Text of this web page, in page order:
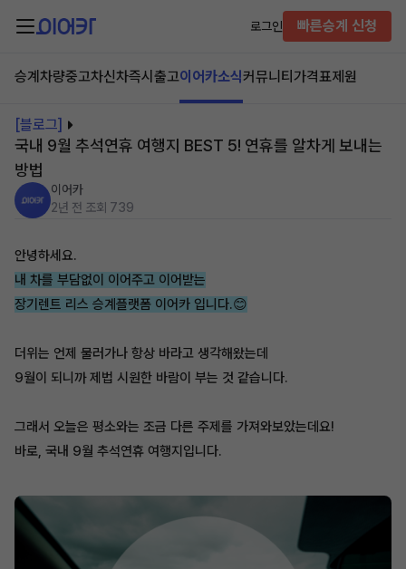
로그인 빠른승계 신청
승계차량중고차신차즉시출고이어카소식커뮤니티 가격표제원
[블로그]
국내 9월 추석연휴 여행지 BEST 5! 연휴를 알차게 보내는
방법
이어카
2년 전 조회 739
안녕하세요.
내 차를 부담없이 이어주고 이어받는
장기렌트 리스 승계플랫폼 이어카 입니다.😊
더위는 언제 물러가나 항상 바라고 생각해왔는데
9월이 되니까 제법 시원한 바람이 부는 것 같습니다.
그래서 오늘은 평소와는 조금 다른 주제를 가져와보았는데요!
바로, 국내 9월 추석연휴 여행지입니다.